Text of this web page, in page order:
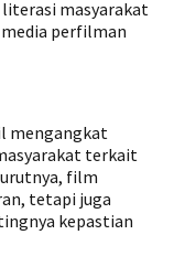
masyarakat
perfilman
mengangkat
terkait
film
tetapi juga
kepastian